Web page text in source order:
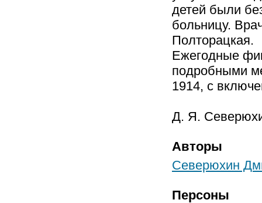
детей были
больницу.
Полторацкая.
Ежегодные
подробными
1914, с
Д. Я.
Авторы
Северюхин
Персоны